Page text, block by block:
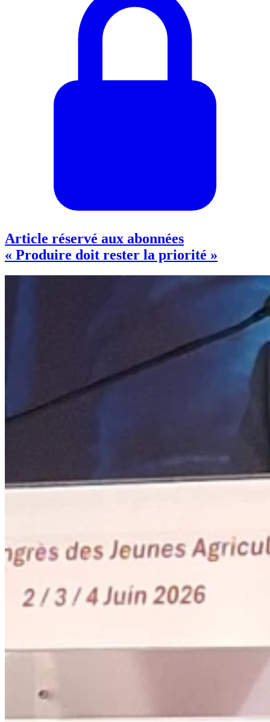
Article réservé aux abonnées
« Produire doit rester la priorité »